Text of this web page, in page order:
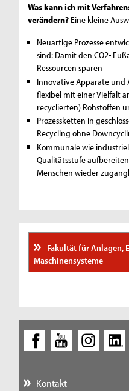
Was kann ich mit
verändern? Eine kleine
Neuartige Prozesse
sind: Damit den CO2-
Ressourcen sparen
Innovative Apparate und
flexibel mit einer Vielfalt
recyclierten) Rohstoffen
Prozessketten in
Recycling ohne
Kommunale wie
Qualitätsstufe
Menschen wieder
Fakultät für Anlagen,
Maschinensysteme
Kontakt